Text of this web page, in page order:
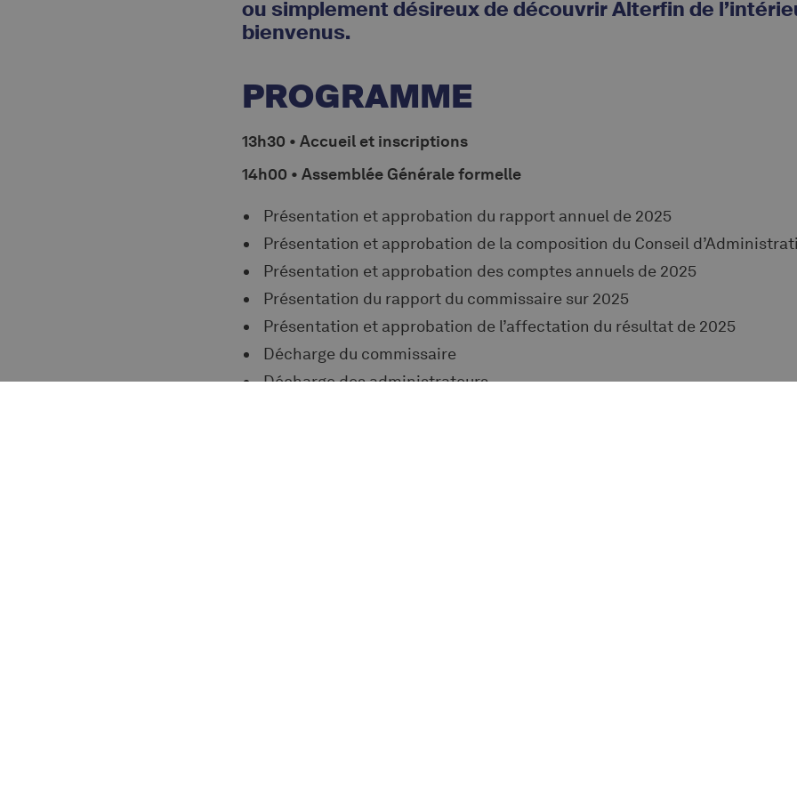
ou simplement désireux de découvrir Alterfin de
bienvenus.
PROGRAMME
13h30 • Accueil et inscriptions
14h00 • Assemblée Générale formelle
Présentation et approbation du rapport annuel de 2025
Présentation et approbation de la composition du Conseil
Présentation et approbation des comptes annuels de 2025
Présentation du rapport du commissaire sur 2025
Présentation et approbation de l’affectation du résultat de 2025
Décharge du commissaire
Décharge des administrateurs